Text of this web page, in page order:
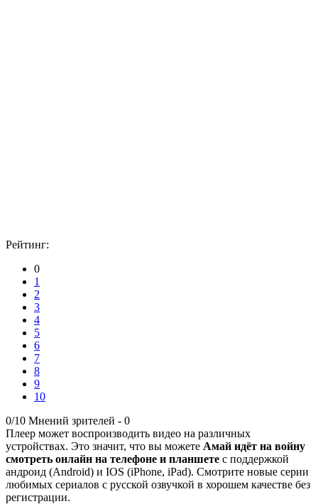
Рейтинг:
0
1
2
3
4
5
6
7
8
9
10
0/10 Мнений зрителей - 0
Плеер может воспроизводить видео на различных
устройствах. Это значит, что вы можете Амай идёт на войну
смотреть онлайн на телефоне и планшете с поддержкой
андроид (Android) и IOS (iPhone, iPad). Смотрите новые серии
любимых сериалов с русской озвучкой в хорошем качестве без
регистрации.